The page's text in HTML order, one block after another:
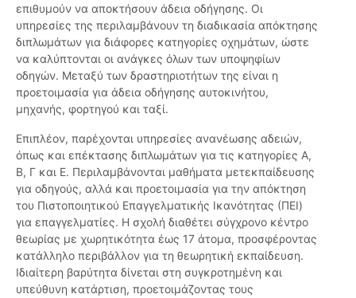
επιθυμούν να αποκτήσουν άδεια οδήγησης. Οι
υπηρεσίες της περιλαμβάνουν τη διαδικασία απόκτησης
διπλωμάτων για διάφορες κατηγορίες οχημάτων, ώστε
να καλύπτονται οι ανάγκες όλων των υποψηφίων
οδηγών. Μεταξύ των δραστηριοτήτων της είναι η
προετοιμασία για άδεια οδήγησης αυτοκινήτου,
μηχανής, φορτηγού και ταξί.
Επιπλέον, παρέχονται υπηρεσίες ανανέωσης αδειών,
όπως και επέκτασης διπλωμάτων για τις κατηγορίες Α,
Β, Γ και Ε. Περιλαμβάνονται μαθήματα μετεκπαίδευσης
για οδηγούς, αλλά και προετοιμασία για την απόκτηση
του Πιστοποιητικού Επαγγελματικής Ικανότητας (ΠΕΙ)
για επαγγελματίες. Η σχολή διαθέτει σύγχρονο κέντρο
θεωρίας με χωρητικότητα έως 17 άτομα, προσφέροντας
κατάλληλο περιβάλλον για τη θεωρητική εκπαίδευση.
Ιδιαίτερη βαρύτητα δίνεται στη συγκροτημένη και
υπεύθυνη κατάρτιση, προετοιμάζοντας τους